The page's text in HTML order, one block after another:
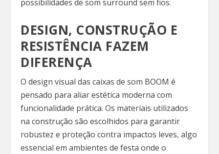
possibilidades de som surround sem fios.
DESIGN, CONSTRUÇÃO E
RESISTÊNCIA FAZEM
DIFERENÇA
O design visual das caixas de som BOOM é
pensado para aliar estética moderna com
funcionalidade prática. Os materiais utilizados
na construção são escolhidos para garantir
robustez e proteção contra impactos leves, algo
essencial em ambientes de festa onde o